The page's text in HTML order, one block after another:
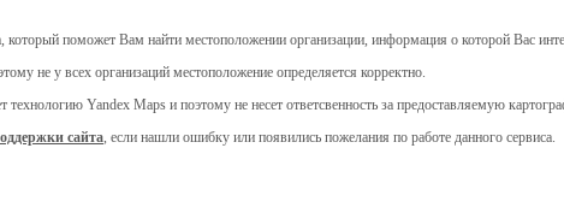
который поможет Вам найти местоположении организации, информация о которой Вас
не у всех организаций местоположение определяется корректно.
технологию Yandex Maps и поэтому не несет ответсвенность за предоставляемую
сайта, если нашли ошибку или появились пожелания по работе данного сервиса.